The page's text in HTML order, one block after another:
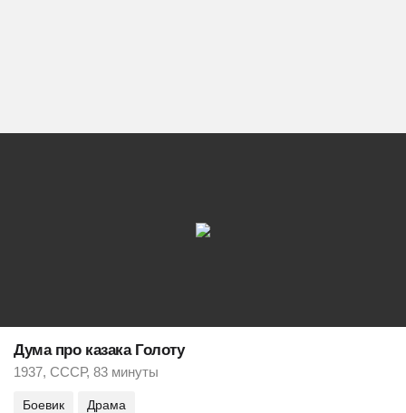
Дума про казака Голоту
1937, СССР, 83 минуты
Боевик Драма